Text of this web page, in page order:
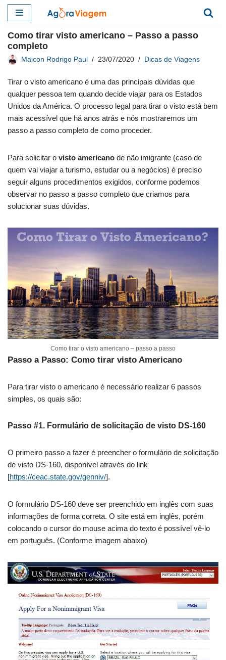
para
o
conteúdo
Como tirar visto americano – Passo a passo
completo
Maicon Rodrigo Paul 23/07/2020 Dicas de Viagens
Tirar o visto americano é uma das principais dúvidas que
qualquer pessoa tem quando decide viajar para os Estados
Unidos da América. O processo legal para tirar o visto está bem
mais acessível que há anos atrás e nós mostraremos um
passo a passo completo de como proceder.
Para solicitar o visto americano de não imigrante (caso de
quem vai viajar a turismo, estudar ou a negócios) é preciso
seguir alguns procedimentos exigidos, conforme podemos
observar no passo a passo completo que criamos para
solucionar suas dúvidas.
Como tirar o visto americano – passo a passo
Passo a Passo: Como tirar visto Americano
Para tirar visto o americano é necessário realizar 6 passos
simples, os quais são:
Passo #1. Formulário de solicitação de visto DS-160
O primeiro passo a fazer é preencher o formulário de solicitação
de visto DS-160, disponível através do link
[https://ceac.state.gov/genniv/].
O formulário DS-160 deve ser preenchido em inglês com suas
informações de forma correta. O site está em inglês, porém
colocando o cursor do mouse acima do texto é possível vê-lo
em português. (Conforme imagem abaixo)